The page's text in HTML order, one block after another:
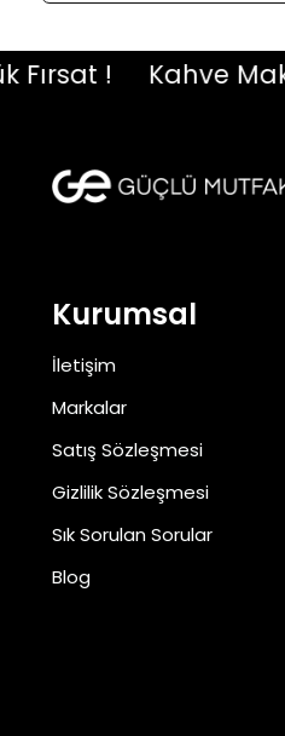
! Kahve
Kurumsal
İletişim
Markalar
Satış Sözleşmesi
Gizlilik Sözleşmesi
Sık Sorulan Sorular
Blog